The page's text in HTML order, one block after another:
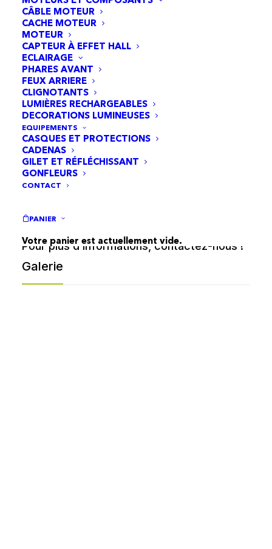
CÂBLE MOTEUR
CACHE MOTEUR
MOTEUR
CAPTEUR À EFFET HALL
ECLAIRAGE
PHARES AVANT
FEUX ARRIERE
CLIGNOTANTS
LUMIÈRES RECHARGEABLES
DECORATIONS LUMINEUSES
EQUIPEMENTS
CASQUES ET PROTECTIONS
CADENAS
GILET ET RÉFLÉCHISSANT
GONFLEURS
CONTACT
PANIER
Votre panier est actuellement vide.
aluminium 16″
– GUIDON : Aluminum type BMX
– CADRE : Cadre en aluminum
– HAUTEUR DE SELLE : 63 à 82cm
– EMPATTEMENT : 1340mm
– POIDS : 17KG
– CHARGE MAX : 50KG
* Vitesse de 15 à 25km en fonction du
Pour plus d’informations, contactez-nous !
Galerie